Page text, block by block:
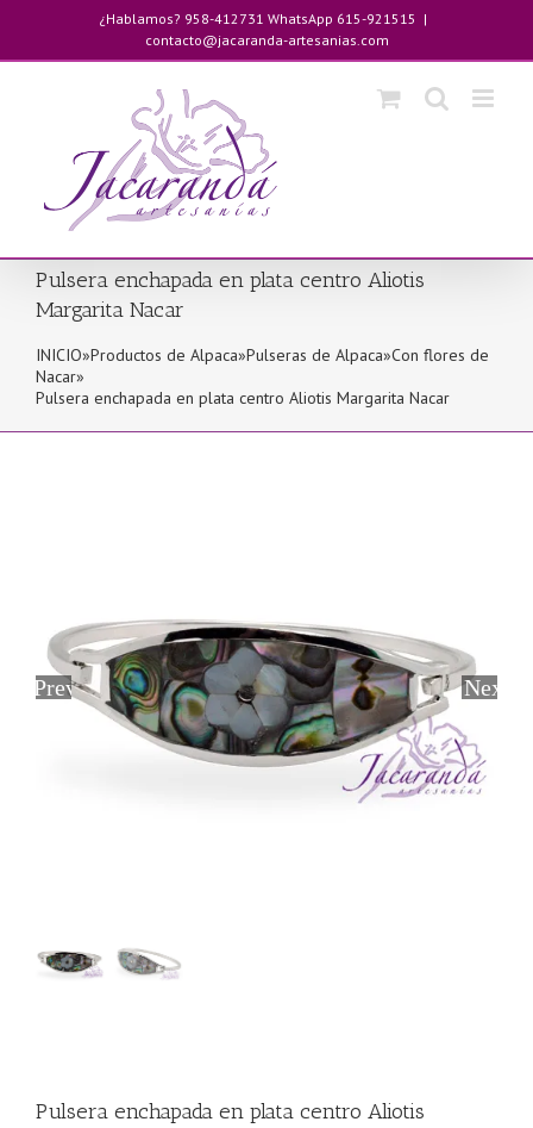
contenido
¿Hablamos? 958-412731 WhatsApp 615-921515 |
contacto@jacaranda-artesanias.com
Pulsera enchapada en plata centro Aliotis
Margarita Nacar
INICIO»Productos de Alpaca»Pulseras de Alpaca»Con flores de
Nacar»
Pulsera enchapada en plata centro Aliotis Margarita Nacar
Previous Next
Pulsera enchapada en plata centro Aliotis